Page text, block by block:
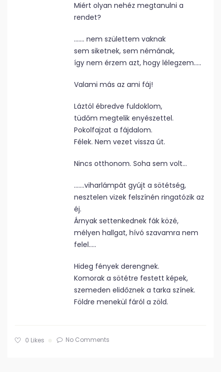
Miért olyan nehéz megtanulni a
rendet?
……. nem születtem vaknak
sem siketnek, sem némának,
így nem érzem azt, hogy lélegzem…..
Valami más az ami fáj!
Láztól ébredve fuldoklom,
tüdőm megtelik enyészettel.
Pokolfajzat a fájdalom.
Félek. Nem vezet vissza út.
Nincs otthonom. Soha sem volt…
…….viharlámpát gyújt a sötétség,
nesztelen vizek felszínén ringatózik az
éj.
Árnyak settenkednek fák közé,
mélyen hallgat, hívó szavamra nem
felel…..
Hideg fények derengnek.
Komorak a sötétre festett képek,
szemeden elidőznek a tarka színek.
Földre menekül fáról a zöld.
0 Likes No Comments